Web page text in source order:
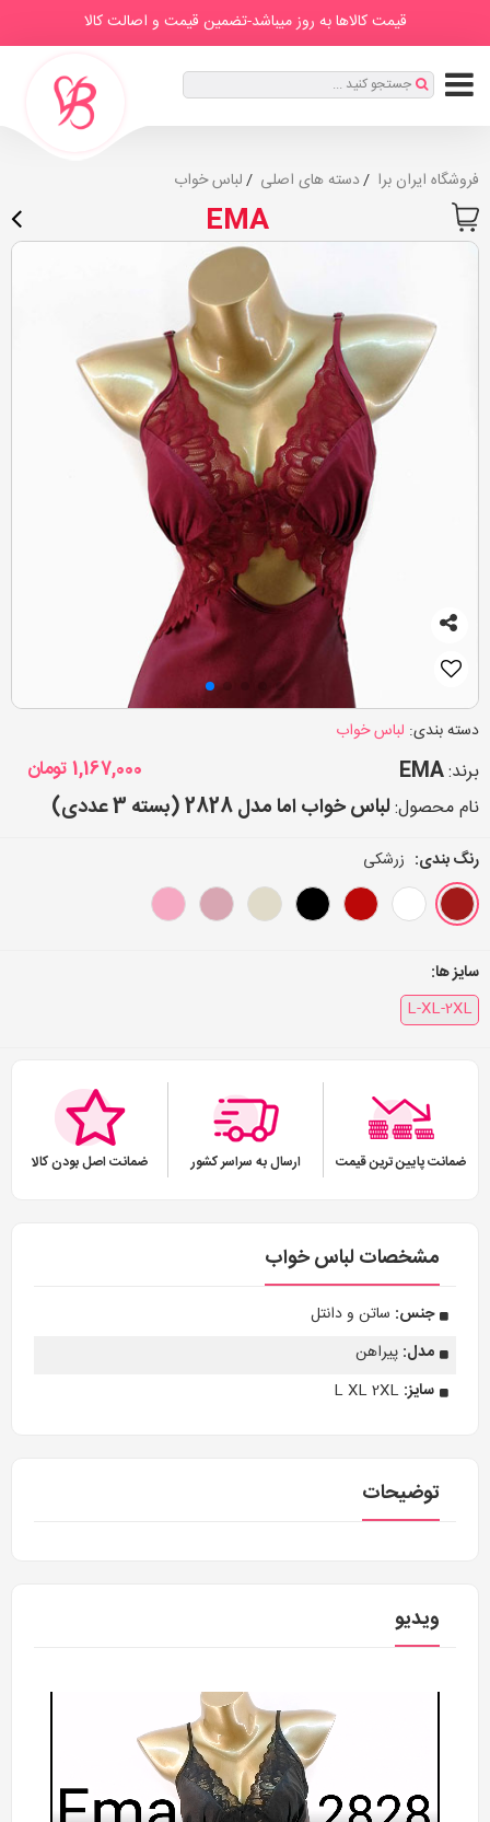
IranBra
اصلی ها ما
ثبت
|
قیمت کالاها به روز میباشد-تضمین قیمت و اصالت کالا
جستجو کنید ...
فروشگاه ایران برا دسته های اصلی لباس خواب
EMA
دسته بندی: لباس خواب
برند:EMA
1,167,000تومان
نام محصول:لباس خواب اما مدل 2828 (بسته 3 عددی)
رنگ بندی: زرشکی
سایز ها:
L-XL-2XL
ضمانت پایین ترین قیمت ارسال به سراسر کشور ضمانت اصل بودن کالا
مشخصات لباس خواب
جنس: ساتن و دانتل
مدل: پیراهن
سایز: L XL 2XL
توضیحات
ویدیو